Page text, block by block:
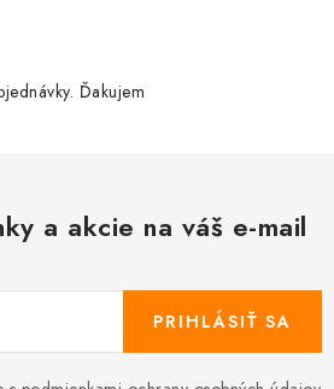
Ďakujem
a akcie na váš e-mail
PRIHLÁSIŤ SA